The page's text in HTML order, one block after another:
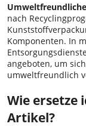
nach
Komponenten. In
angeboten, um
umweltfreundlich
Wie ersetze
Artikel?